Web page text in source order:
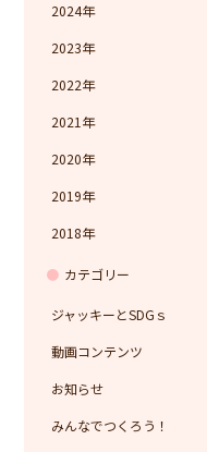
2024
2023
2022
2021
2020
2019
2018
カテゴリー
ジャッキーとSDGｓ
動画コンテンツ
お知らせ
みんなでつくろう！